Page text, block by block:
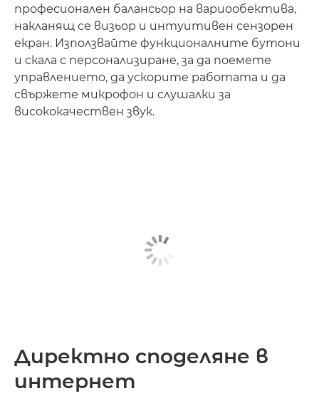
професионален балансьор на вариообектива,
накланящ се визьор и интуитивен сензорен
екран. Използвайте функционалните бутони
и скала с персонализиране, за да поемете
управлението, да ускорите работата и да
свържете микрофон и слушалки за
висококачествен звук.
Директно споделяне в
интернет